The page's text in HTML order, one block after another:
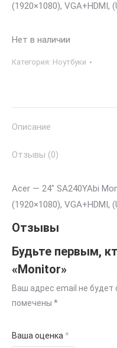
(1920×1080), VGA+HDMI,
Нет в наличии
Категория: Ноутбуки
Описание
Отзывы (0)
Acer — 24″ SA240YAbi
(1920×1080), VGA+HDMI,
Отзывы
Будьте первым,
«Monitor»
Ваш адрес email не будет
помечены *
Ваша оценка *